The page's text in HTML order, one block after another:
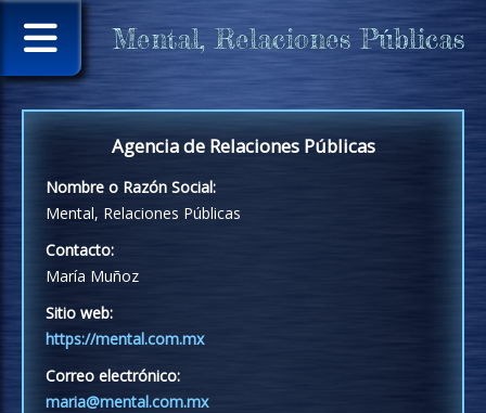
Mental, Relaciones Públicas
Agencia de Relaciones Públicas
Nombre o Razón Social:
Mental, Relaciones Públicas
Contacto:
María Muñoz
Sitio web:
https://mental.com.mx
Correo electrónico:
maria@mental.com.mx